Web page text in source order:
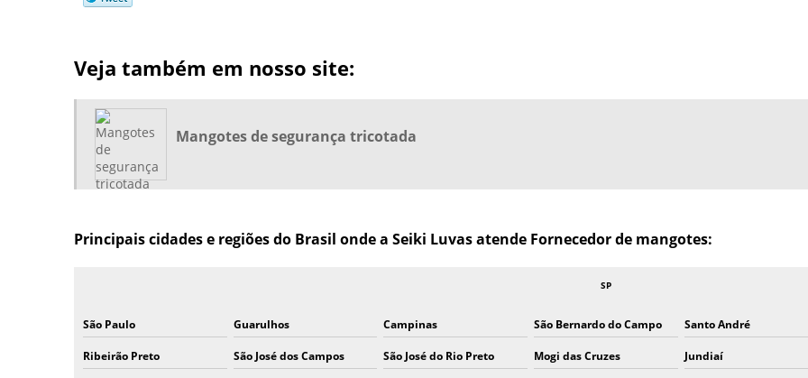
Veja também em nosso site:
Mangotes de segurança tricotada
Principais cidades e regiões do Brasil onde a Seiki Luvas atende Fornecedor de mangotes:
SP
São Paulo Guarulhos Campinas São Bernardo do Campo Santo André
Ribeirão Preto São José dos Campos São José do Rio Preto Mogi das Cruzes Jundiaí